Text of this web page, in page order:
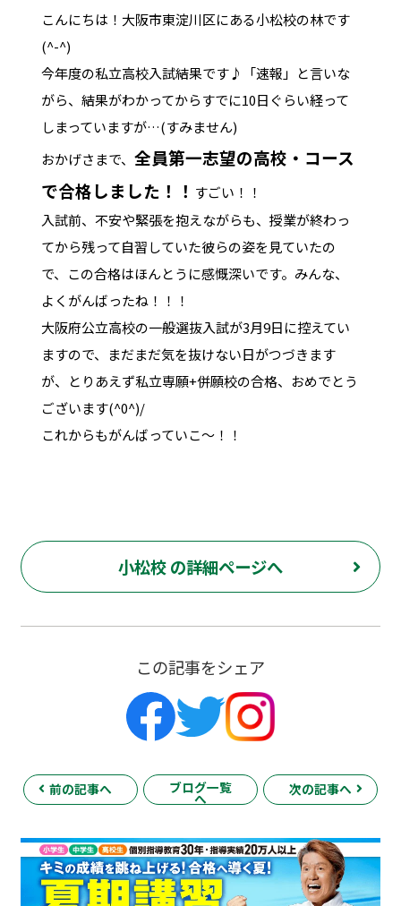
こんにちは！大阪市東淀川区にある小松校の林です
(^-^)
今年度の私立高校入試結果です♪「速報」と言いな
がら、結果がわかってからすでに10日ぐらい経って
しまっていますが…(すみません)
おかげさまで、 全員第一志望の高校・コース
で合格しました！！ すごい！！
入試前、不安や緊張を抱えながらも、授業が終わっ
てから残って自習していた彼らの姿を見ていたの
で、この合格はほんとうに感慨深いです。みんな、
よくがんばったね！！！
大阪府公立高校の一般選抜入試が3月9日に控えてい
ますので、まだまだ気を抜けない日がつづきます
が、とりあえず私立専願+併願校の合格、おめでとう
ございます(^0^)/
これからもがんばっていこ～！！
小松校 の詳細ページへ
この記事をシェア
前の記事へ ブログ一覧
へ
次の記事へ